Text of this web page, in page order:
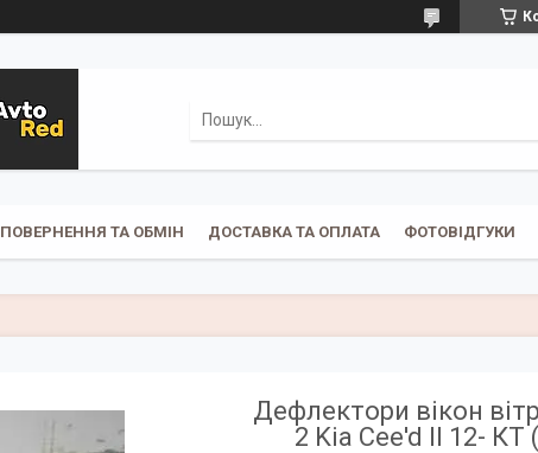
ПОВЕРНЕННЯ ТА ОБМІН ДОСТАВКА ТА ОПЛАТА ФОТОВІДГУКИ
Дефлектори вікон
2 Kia Cee'd II 12- КТ